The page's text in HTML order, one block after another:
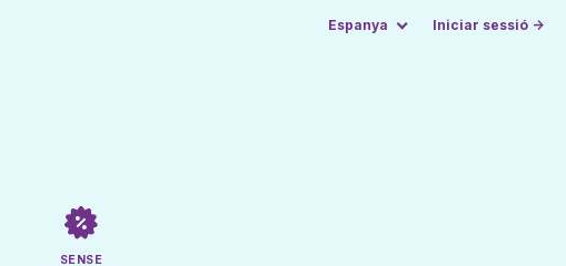
Espanya Iniciar sessió →
SENSE